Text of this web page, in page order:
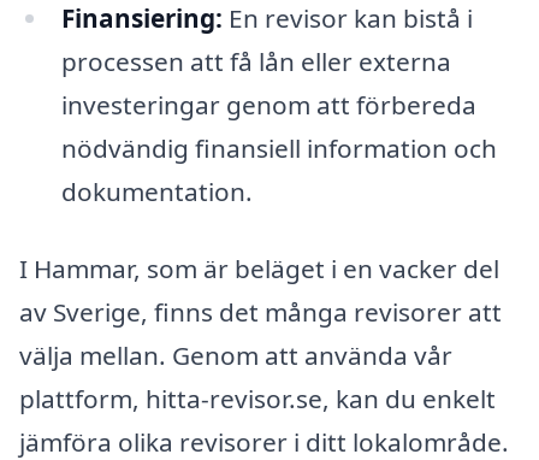
Finansiering: En revisor kan bistå i
processen att få lån eller externa
investeringar genom att förbereda
nödvändig finansiell information och
dokumentation.
I Hammar, som är beläget i en vacker del
av Sverige, finns det många revisorer att
välja mellan. Genom att använda vår
plattform, hitta-revisor.se, kan du enkelt
jämföra olika revisorer i ditt lokalområde.